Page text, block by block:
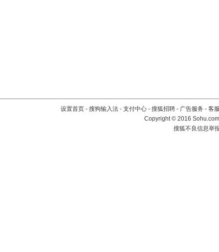
设置首页 - 搜狗输入法 - 支付中心 - 搜狐招聘 - 广告服务 - 客
Copyright©2016
搜狐不良信息举